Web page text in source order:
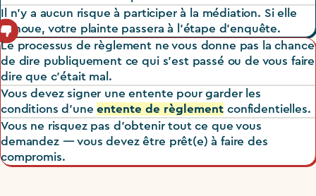
Il n’y a aucun risque à participer à la médiation. Si elle
échoue, votre plainte passera à l’étape d’enquête.
Cons
Le processus de règlement ne vous donne pas la chance
de dire publiquement ce qui s’est passé ou de vous faire
dire que c’était mal.
Vous devez signer une entente pour garder les
conditions d’uneentente de règlement confidentielles.
Vous ne risquez pas d’obtenir tout ce que vous
demandez — vous devez être prêt(e) à faire des
compromis.